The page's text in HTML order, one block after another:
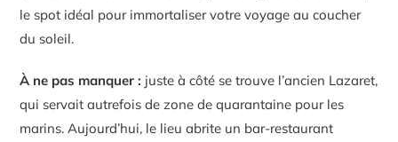
le spot idéal pour immortaliser votre voyage au coucher
du soleil.
À ne pas manquer : juste à côté se trouve l’ancien Lazaret,
qui servait autrefois de zone de quarantaine pour les
marins. Aujourd’hui, le lieu abrite un bar-restaurant